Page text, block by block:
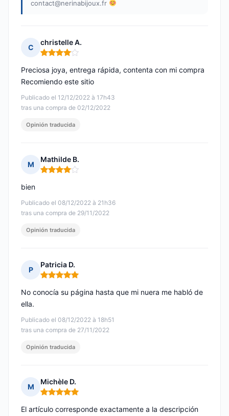
contact@nerinabijoux.fr
C
christelle A.
Nota: 4 de 5
Publicado el 12/12/2022 à 17h43
tras una compra de 02/12/2022
Preciosa joya, entrega rápida, contenta con mi compra
Recomiendo este sitio
Opinión traducida
M
Mathilde B.
Nota: 4 de 5
Publicado el 08/12/2022 à 21h36
tras una compra de 29/11/2022
bien
Opinión traducida
P
Patricia D.
Nota: 5 de 5
Publicado el 08/12/2022 à 18h51
tras una compra de 27/11/2022
No conocía su página hasta que mi nuera me habló de
ella.
Opinión traducida
M
Michèle D.
Nota: 5 de 5
El artículo corresponde exactamente a la descripción